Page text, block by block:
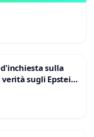
sulla
verità sugli Epstein